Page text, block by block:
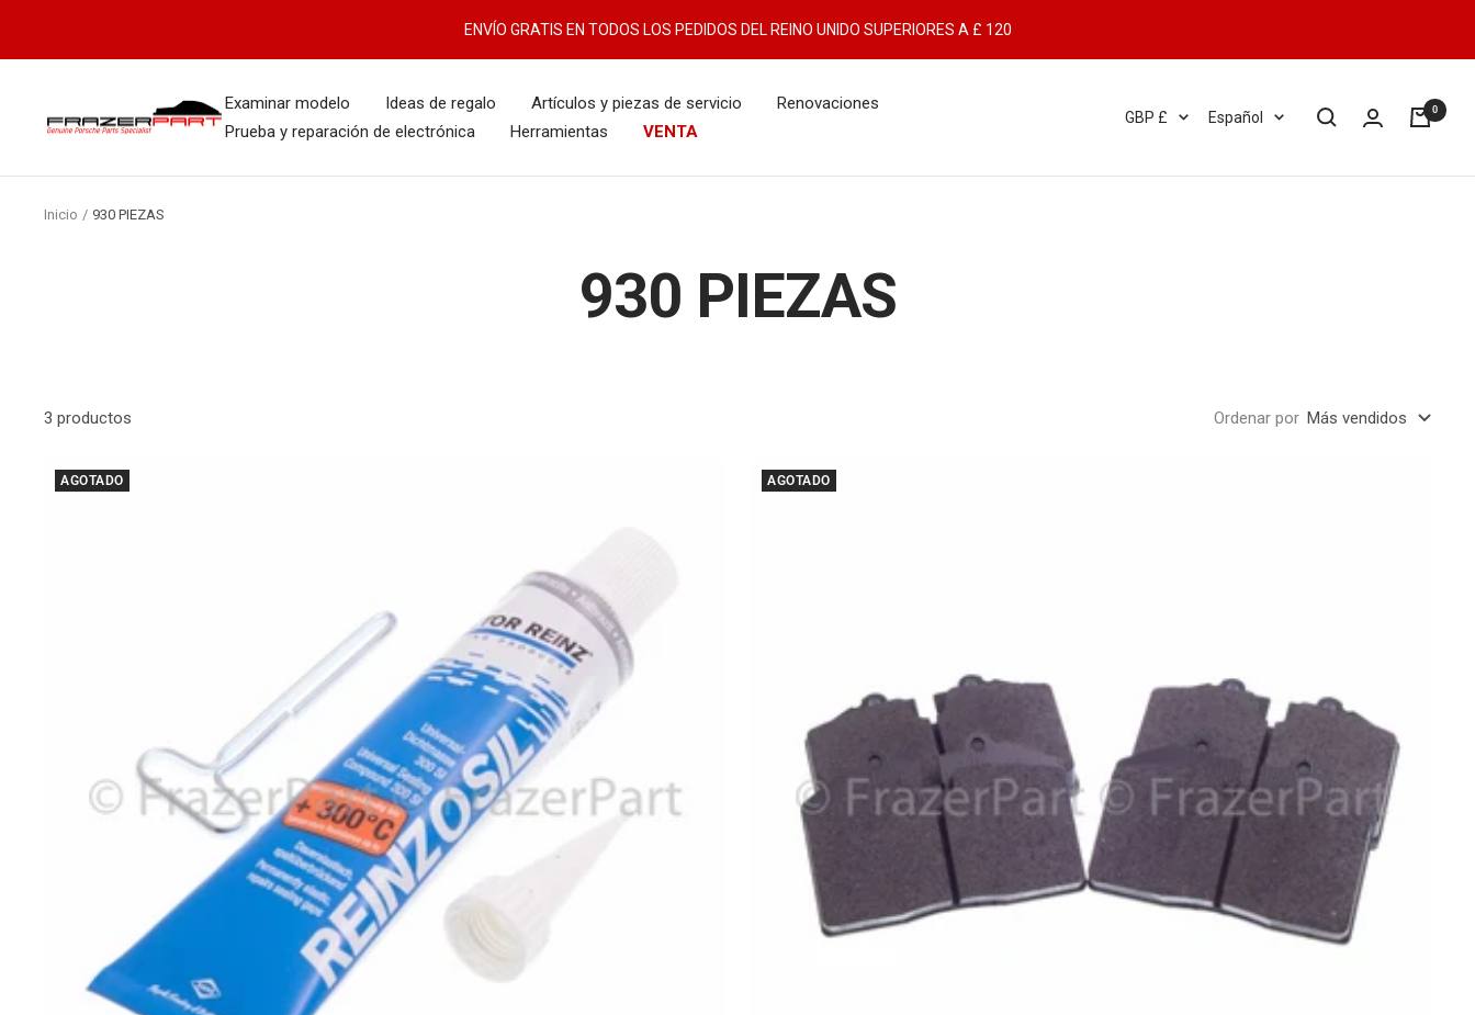
ENVÍO GRATIS EN TODOS LOS PEDIDOS DEL REINO UNIDO SUPERIORES A £ 120
Examinar modelo Ideas de regalo Artículos y piezas de servicio
Renovaciones
Prueba y reparación de electrónica
Herramientas VENTA
Porsche
Spares
Moneda
GBP £ Idioma
Español 0
Inicio 930 PIEZAS
930 PIEZAS
3 productos Ordenar por Más vendidos
AGOTADO AGOTADO